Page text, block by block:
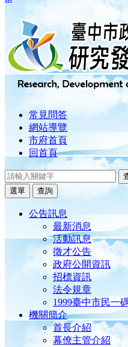
常見問答
網站導覽
市府首頁
回首頁
選單 查詢
公告訊息
最新消息
活動訊息
徵才公告
政府公開資訊
招標資訊
法令規章
1999臺中市民一
機關簡介
首長介紹
幕僚主管介紹